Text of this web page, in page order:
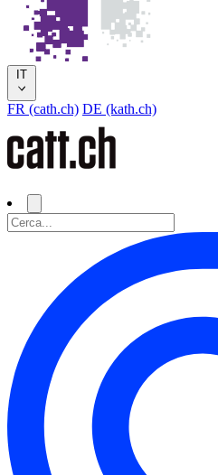
IT
FR (cath.ch) DE (kath.ch)